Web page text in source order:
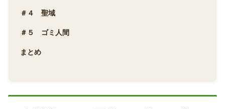
＃４ 聖域
＃５ ゴミ人間
まとめ